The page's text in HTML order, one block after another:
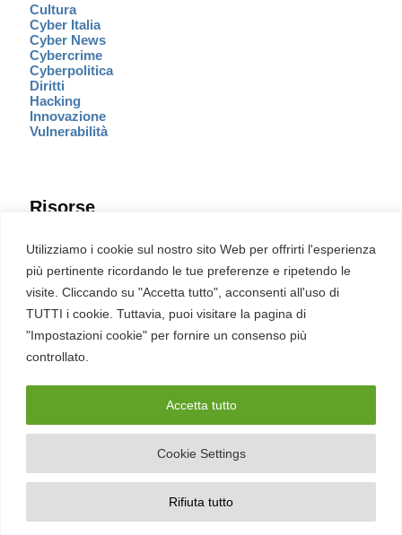
Utilizziamo i cookie sul nostro sito Web per offrirti l'esperienza
più pertinente ricordando le tue preferenze e ripetendo le
visite. Cliccando su "Accetta tutto", acconsenti all'uso di
TUTTI i cookie. Tuttavia, puoi visitare la pagina di
"Impostazioni cookie" per fornire un consenso più
controllato.
Cookie Settings
Rifiuta tutto
Accetta tutto
Cultura
Cyber Italia
Cyber News
Cybercrime
Cyberpolitica
Diritti
Hacking
Innovazione
Vulnerabilità
Risorse
Eventi
Fumetto Cyber
Newsletter
Servizi
Pubblicità
English
Ultime CVE critiche
2026 – REDHOTCYBER Srl. Tutti i diritti riservati